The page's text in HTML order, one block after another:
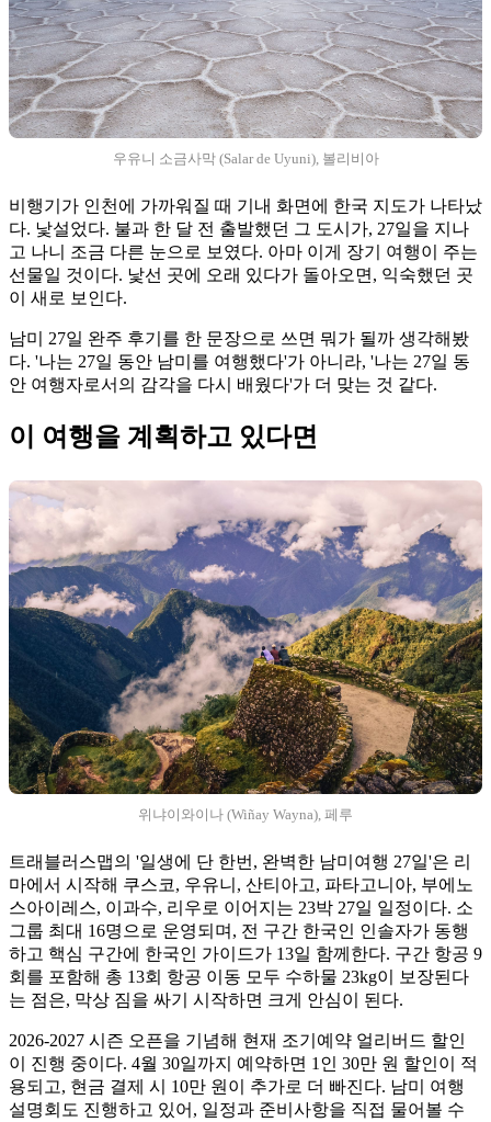
우유니 소금사막 (Salar de Uyuni), 볼리비아
비행기가 인천에 가까워질 때 기내 화면에 한국 지도가 나타났
다. 낯설었다. 불과 한 달 전 출발했던 그 도시가, 27일을 지나
고 나니 조금 다른 눈으로 보였다. 아마 이게 장기 여행이 주는
선물일 것이다. 낯선 곳에 오래 있다가 돌아오면, 익숙했던 곳
이 새로 보인다.
남미 27일 완주 후기를 한 문장으로 쓰면 뭐가 될까 생각해봤
다. '나는 27일 동안 남미를 여행했다'가 아니라, '나는 27일 동
안 여행자로서의 감각을 다시 배웠다'가 더 맞는 것 같다.
이 여행을 계획하고 있다면
위냐이와이나 (Wiñay Wayna), 페루
트래블러스맵의 '일생에 단 한번, 완벽한 남미여행 27일'은 리
마에서 시작해 쿠스코, 우유니, 산티아고, 파타고니아, 부에노
스아이레스, 이과수, 리우로 이어지는 23박 27일 일정이다. 소
그룹 최대 16명으로 운영되며, 전 구간 한국인 인솔자가 동행
하고 핵심 구간에 한국인 가이드가 13일 함께한다. 구간 항공 9
회를 포함해 총 13회 항공 이동 모두 수하물 23kg이 보장된다
는 점은, 막상 짐을 싸기 시작하면 크게 안심이 된다.
2026-2027 시즌 오픈을 기념해 현재 조기예약 얼리버드 할인
이 진행 중이다. 4월 30일까지 예약하면 1인 30만 원 할인이 적
용되고, 현금 결제 시 10만 원이 추가로 더 빠진다. 남미 여행
설명회도 진행하고 있어, 일정과 준비사항을 직접 물어볼 수